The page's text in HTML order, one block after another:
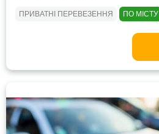
ПРИВАТНІ ПЕРЕВЕЗЕННЯ ПО МІСТУ